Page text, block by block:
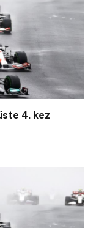
4. kez